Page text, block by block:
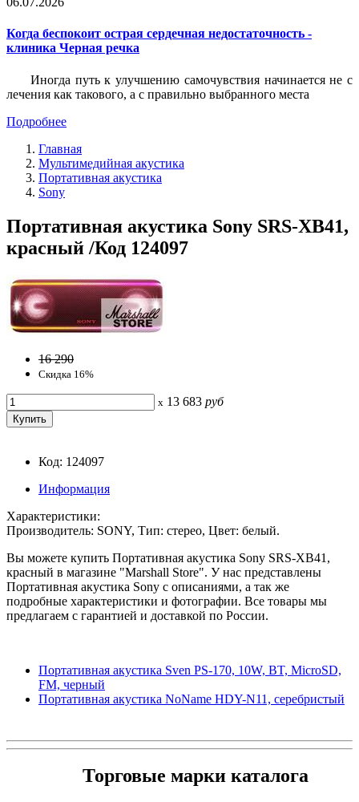
Когда беспокоит острая сердечная недостаточность -
клиника Черная речка
Иногда путь к улучшению самочувствия начинается не с
лечения как такового, а с правильно выбранного места
Подробнее
Главная
Мультимедийная акустика
Портативная акустика
Sony
Портативная акустика Sony SRS-XB41,
красный /Код 124097
16 290
Скидка 16%
x 13 683 руб
Код: 124097
Информация
Характеристики:
Производитель: SONY, Тип: стерео, Цвет: белый.
Вы можете купить Портативная акустика Sony SRS-XB41,
красный в магазине "Marshall Store". У нас представлены
Портативная акустика Sony с описаниями, а так же
подробные характеристики и фотографии. Все товары мы
предлагаем с гарантией и доставкой по России.
Портативная акустика Sven PS-170, 10W, BT, MicroSD,
FM, черный
Портативная акустика NoName HDY-N11, серебристый
Торговые марки каталога